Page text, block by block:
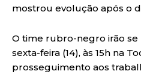
mostrou evolução após o
O time rubro-negro irão
sexta-feira (14), às 15h na
prosseguimento aos